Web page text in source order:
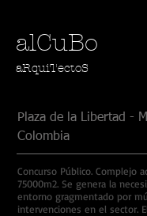
alCuBo
aRquiTectoS
Plaza de la Libertad -
Colombia
Concurso Público. Complejo
75000m2. Se genera la
entorno gragmentado por
intervenciones en el sector.